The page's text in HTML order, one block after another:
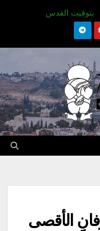
بتوقيت القدس
الأقصى